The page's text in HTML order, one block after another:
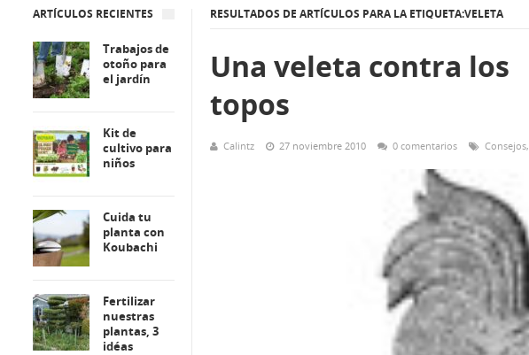
RESULTADOS DE ARTÍCULOS PARA LA ETIQUETA:VELETA
Una veleta contra los
topos
Calintz 27 noviembre 2010 0 comentarios Consejos,
ARTÍCULOS RECIENTES
Trabajos de
otoño para
el jardín
Kit de
cultivo para
niños
Cuida tu
planta con
Koubachi
Fertilizar
nuestras
plantas, 3
idéas